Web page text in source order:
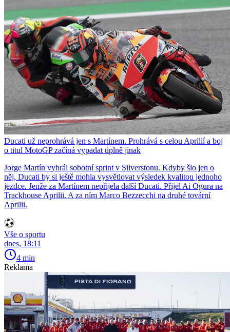
Ducati už neprohrává jen s Martínem. Prohrává s celou Aprilií a boj
o titul MotoGP začíná vypadat úplně jinak
Jorge Martín vyhrál sobotní sprint v Silverstonu. Kdyby šlo jen o
něj, Ducati by si ještě mohla vysvětlovat výsledek kvalitou jednoho
jezdce. Jenže za Martínem nepřijela další Ducati. Přijel Ai Ogura na
Trackhouse Aprilii. A za ním Marco Bezzecchi na druhé tovární
Aprilii.
Vše o sportu
dnes, 18:11
4 min
Reklama